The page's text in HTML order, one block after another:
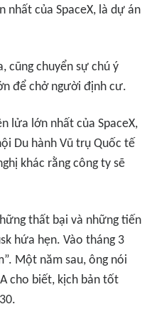
của SpaceX, là dự án
cũng chuyển sự chú ý
để chở người định cư.
lửa lớn nhất của SpaceX,
Du hành Vũ trụ Quốc tế
khác rằng công ty sẽ
thất bại và những tiến
hứa hẹn. Vào tháng 3
Một năm sau, ông nói
cho biết, kịch bản tốt